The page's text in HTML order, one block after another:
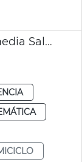
Adjudicación contrato multimedia Salón de Plenos Ayuntamiento València